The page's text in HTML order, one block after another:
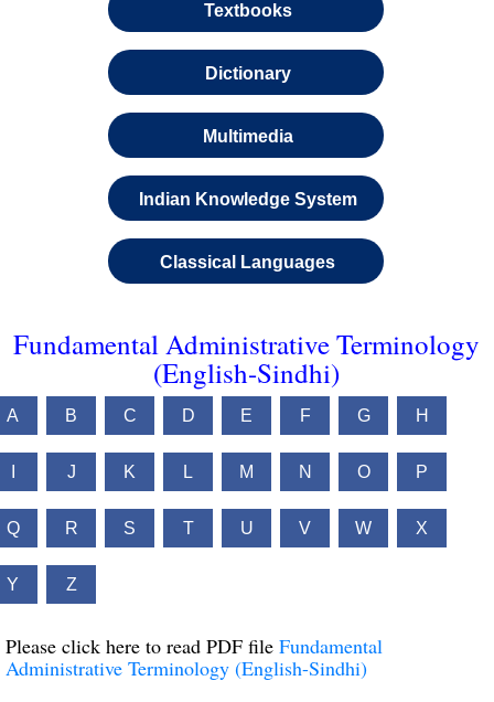
Textbooks
Dictionary
Multimedia
Indian Knowledge System
Classical Languages
Fundamental Administrative Terminology
(English-Sindhi)
A B C D E F G H
J K L M N O P
Q R S T U V W X
Y Z
Please click here to read PDF file Fundamental
Administrative Terminology (English-Sindhi)